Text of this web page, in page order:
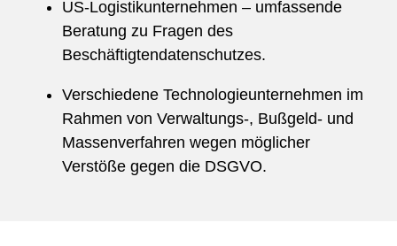
US-Logistikunternehmen – umfassende
Beratung zu Fragen des
Beschäftigtendatenschutzes.
Verschiedene Technologieunternehmen im
Rahmen von Verwaltungs-, Bußgeld- und
Massenverfahren wegen möglicher
Verstöße gegen die DSGVO.